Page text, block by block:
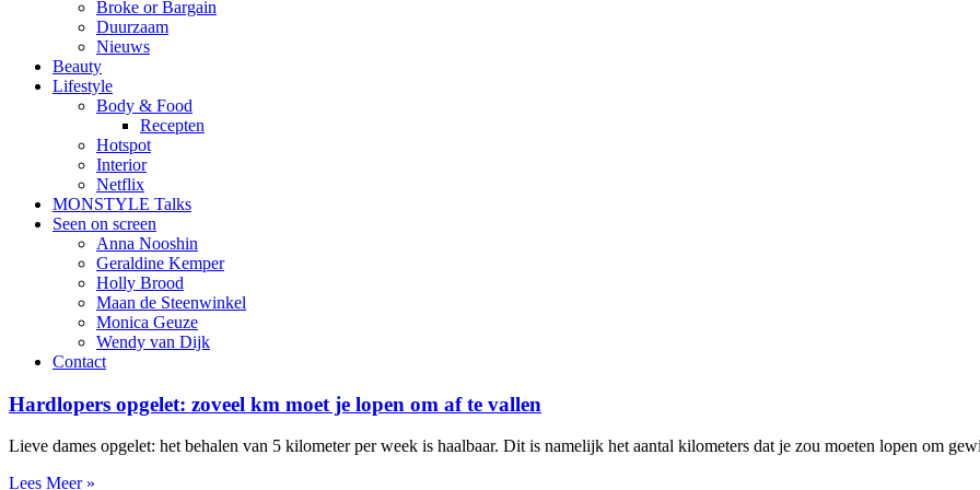
Broke or Bargain
Duurzaam
Nieuws
Beauty
Lifestyle
Body & Food
Recepten
Hotspot
Interior
Netflix
MONSTYLE Talks
Seen on screen
Anna Nooshin
Geraldine Kemper
Holly Brood
Maan de Steenwinkel
Monica Geuze
Wendy van Dijk
Contact
Hardlopers opgelet: zoveel km moet je lopen om af te vallen
Lieve dames opgelet: het behalen van 5 kilometer per week is haalbaar. Dit is namelijk het aantal kilometers dat je zou moeten lopen om
Lees Meer »